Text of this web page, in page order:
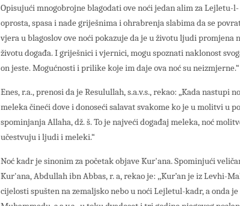
Opisujući mnogobrojne blagodati ove noći jedan alim za Lejletu-
oprosta, spasa i nade griješnima i ohrabrenja slabima da se
vjera u blagoslov ove noći pokazuje da je u životu ljudi promjena
životu događa. I griješnici i vjernici, mogu spoznati naklonost
on jeste. Mogućnosti i prilike koje im daje ova noć su neizmjerne.“
Enes, r.a., prenosi da je Resulullah, s.a.v.s., rekao: „Kada nastupi
meleka čineći dove i donoseći salavat svakome ko je u molitvi u
spominjanja Allaha, dž. š. To je najveći događaj meleka, noć
učestvuju i ljudi i meleki.“
Noć kadr je sinonim za početak objave Kur'ana. Spominjući
Kur'ana, Abdullah ibn Abbas, r. a, rekao je: ,,Kur’an je iz Levhi-
cijelosti spušten na zemaljsko nebo u noći Lejletul-kadr, a onda